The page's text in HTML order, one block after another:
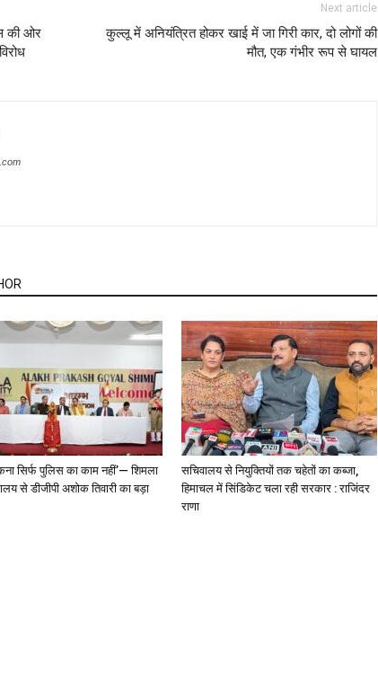
की ओर
Next article
कुल्लू में अनियंत्रित होकर खाई में जा गिरी कार, दो लोगों की
मौत, एक गंभीर रूप से घायल
सिर्फ पुलिस का काम नहीं’— शिमला
से डीजीपी अशोक तिवारी का बड़ा
सचिवालय से नियुक्तियों तक चहेतों का कब्जा,
हिमाचल में सिंडिकेट चला रही सरकार : राजिंदर
राणा